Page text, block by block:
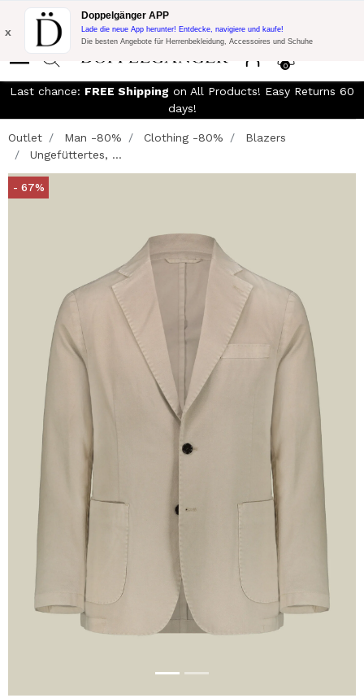
KOSTENLOSER VERSAND!
10% Extra-Rabatt auf 300€ Einkauf mit
Code: DOPPEL300
0
x
Doppelgänger APP
Lade die neue App herunter! Entdecke, navigiere und kaufe!
Die besten Angebote für Herrenbekleidung, Accessoires und Schuhe
Last chance: FREE Shipping on All Products! Easy Returns 60
days!
Outlet Man -80% Clothing -80%
Blazers
Ungefüttertes, ...
- 67%